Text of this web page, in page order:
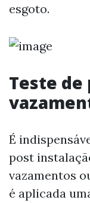
esgoto.
Teste de
É
post
vazamentos
é aplicada